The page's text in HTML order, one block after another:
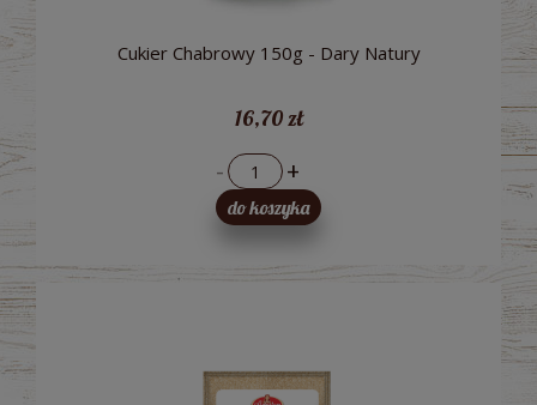
Cukier Chabrowy 150g - Dary Natury
16,70 zł
- +
do koszyka